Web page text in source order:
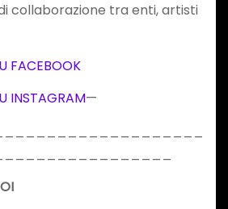
collaborazione tra enti, artisti
FACEBOOK
INSTAGRAM—